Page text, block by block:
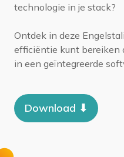
technologie in je stack?
Ontdek in deze
efficiëntie kunt bereiken
in een geïntegreerde
Download ⬇︎